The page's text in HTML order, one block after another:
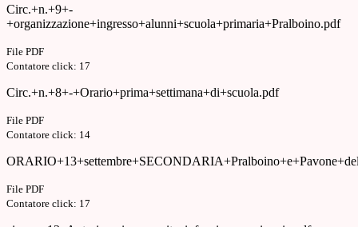
Circ.+n.+9+-
+organizzazione+ingresso+alunni+scuola+primaria+Pralboino.pdf
File PDF
Contatore click: 17
Circ.+n.+8+-+Orario+prima+settimana+di+scuola.pdf
File PDF
Contatore click: 14
File PDF
Contatore click: 17